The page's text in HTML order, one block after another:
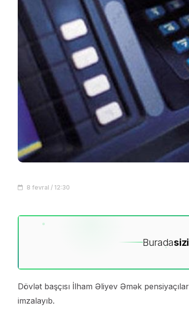
8 fevral / 12:30
Burada
Dövlət başçısı İlham Əliyev Əmək
imzalayıb.